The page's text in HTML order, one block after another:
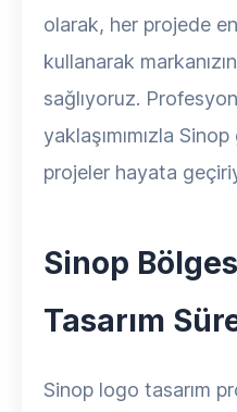
olarak, her projede
kullanarak
sağlıyoruz.
yaklaşımımızla
projeler hayata
Sinop
Tasarım
Sinop logo tasarım